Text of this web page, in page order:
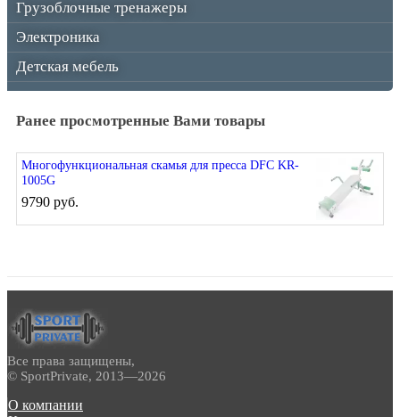
Грузоблочные тренажеры
Электроника
Детская мебель
Ранее просмотренные Вами товары
Многофункциональная скамья для пресса DFC KR-
1005G
9790 руб.
Все права защищены,
© SportPrivate, 2013—2026
О компании